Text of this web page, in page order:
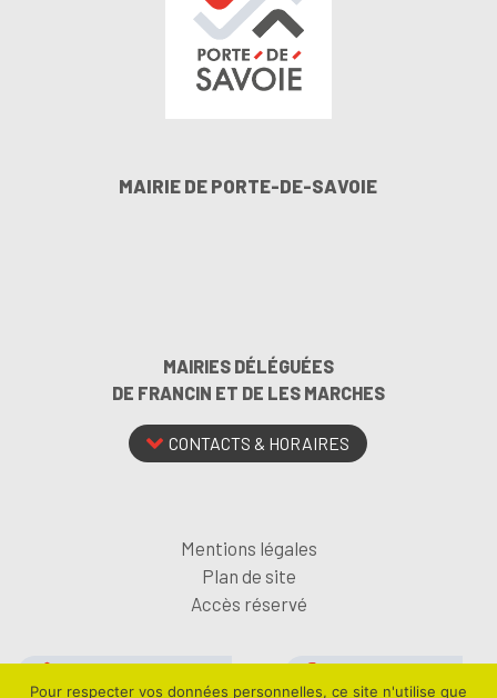
MAIRIE DE PORTE-DE-SAVOIE
MAIRIES DÉLÉGUÉES
DE FRANCIN ET DE LES MARCHES
CONTACTS & HORAIRES
Mentions légales
Plan de site
Accès réservé
Pour respecter vos données personnelles, ce site n'utilise que